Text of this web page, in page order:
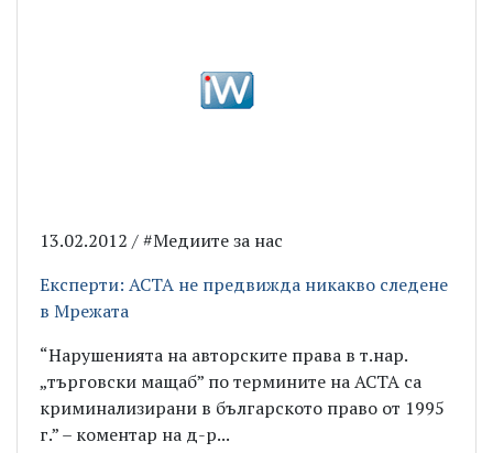
13.02.2012 / #Медиите за нас
Експерти: ACTA не предвижда никакво следене
в Мрежата
“Нарушенията на авторските права в т.нар.
„търговски мащаб” по термините на ACTA са
криминализирани в българското право от 1995
г.” – коментар на д-р...